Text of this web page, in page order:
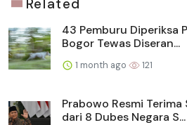
Related
43 Pemburu Diperiksa
Bogor Tewas Diseran...
1 month ago 121
Prabowo Resmi
dari 8 Dubes Negara S...